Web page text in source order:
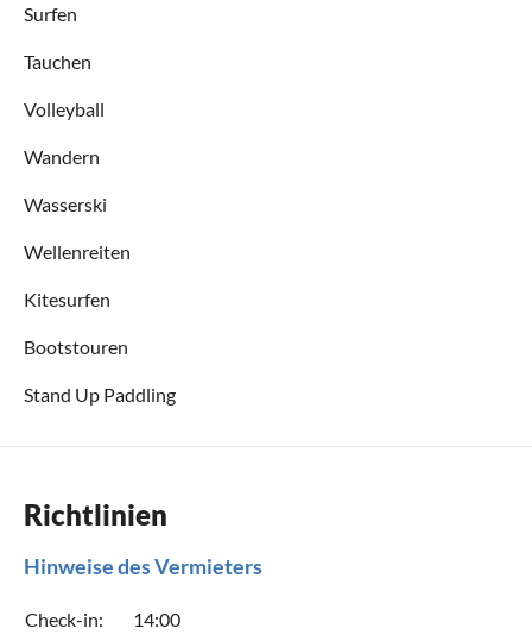
Surfen
Tauchen
Volleyball
Wandern
Wasserski
Wellenreiten
Kitesurfen
Bootstouren
Stand Up Paddling
Richtlinien
Hinweise des Vermieters
Check-in:
14:00